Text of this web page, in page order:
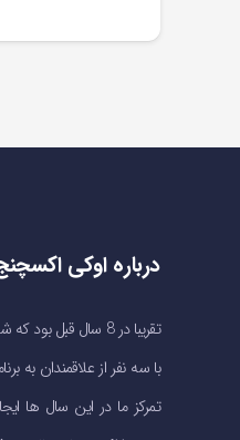
درباره اوکی
تقریبا در 8 سال قبل
با سه نفر از علاقمندان به
تمرکز ما در این سال ها